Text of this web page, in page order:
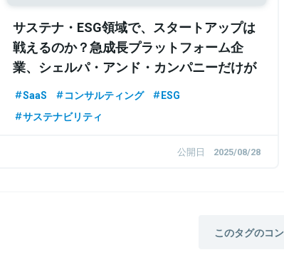
サステナ・ESG領域で、スタートアップは
戦えるのか？急成長プラットフォーム企
業、シェルパ・アンド・カンパニーだけが
持つ3つの強みとは
SaaS コンサルティング
ESG
サステナビリティ
公開日 2025/08/28
このタグのコ